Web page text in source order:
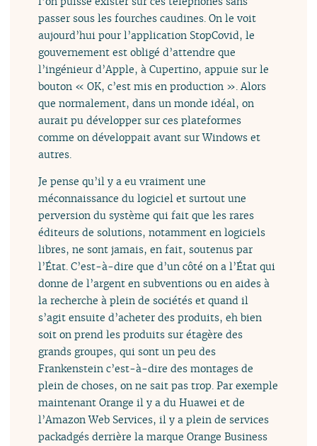
passer sous les fourches caudines. On le voit
aujourd’hui pour l’application StopCovid, le
gouvernement est obligé d’attendre que
l’ingénieur d’Apple, à Cupertino, appuie sur le
bouton « OK, c’est mis en production ». Alors
que normalement, dans un monde idéal, on
aurait pu développer sur ces plateformes
comme on développait avant sur Windows et
autres.
Je pense qu’il y a eu vraiment une
méconnaissance du logiciel et surtout une
perversion du système qui fait que les rares
éditeurs de solutions, notamment en logiciels
libres, ne sont jamais, en fait, soutenus par
l’État. C’est-à-dire que d’un côté on a l’État qui
donne de l’argent en subventions ou en aides à
la recherche à plein de sociétés et quand il
s’agit ensuite d’acheter des produits, eh bien
soit on prend les produits sur étagère des
grands groupes, qui sont un peu des
Frankenstein c’est-à-dire des montages de
plein de choses, on ne sait pas trop. Par exemple
maintenant Orange il y a du Huawei et de
l’Amazon Web Services, il y a plein de services
packadgés derrière la marque Orange Business